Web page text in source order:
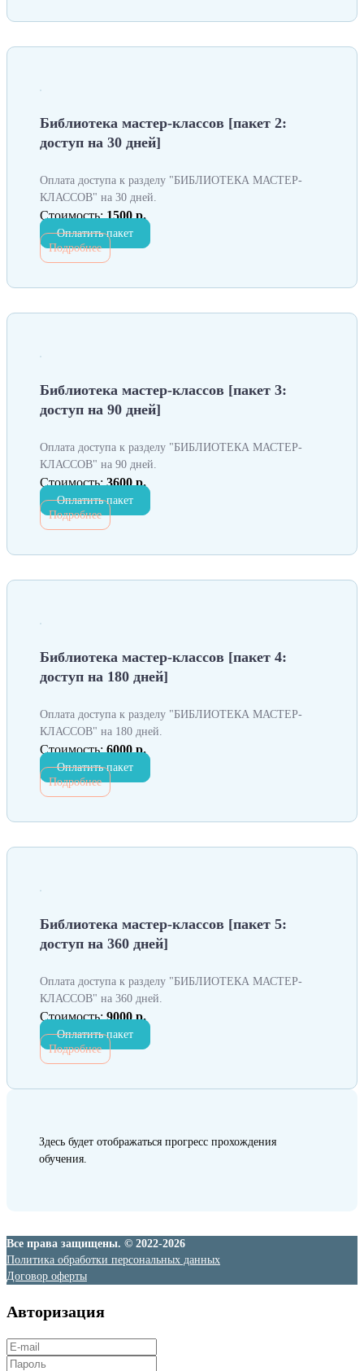
Библиотека мастер-классов [пакет 2:
доступ на 30 дней]
Оплата доступа к разделу "БИБЛИОТЕКА МАСТЕР-
КЛАССОВ" на 30 дней.
Стоимость: 1500 р.
Оплатить пакет
Подробнее
Библиотека мастер-классов [пакет 3:
доступ на 90 дней]
Оплата доступа к разделу "БИБЛИОТЕКА МАСТЕР-
КЛАССОВ" на 90 дней.
Стоимость: 3600 р.
Оплатить пакет
Подробнее
Библиотека мастер-классов [пакет 4:
доступ на 180 дней]
Оплата доступа к разделу "БИБЛИОТЕКА МАСТЕР-
КЛАССОВ" на 180 дней.
Стоимость: 6000 р.
Оплатить пакет
Подробнее
Библиотека мастер-классов [пакет 5:
доступ на 360 дней]
Оплата доступа к разделу "БИБЛИОТЕКА МАСТЕР-
КЛАССОВ" на 360 дней.
Стоимость: 9000 р.
Оплатить пакет
Подробнее
Здесь будет отображаться прогресс прохождения
обучения.
Все права защищены. © 2022-2026
Политика обработки персональных данных
Договор оферты
Авторизация